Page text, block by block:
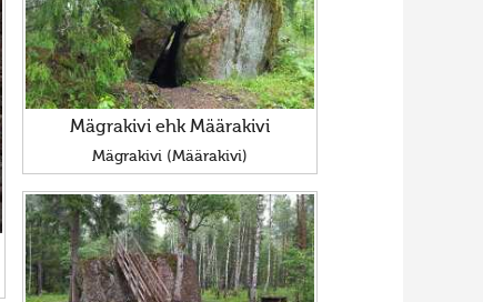
Mägrakivi ehk Määrakivi
Mägrakivi (Määrakivi)